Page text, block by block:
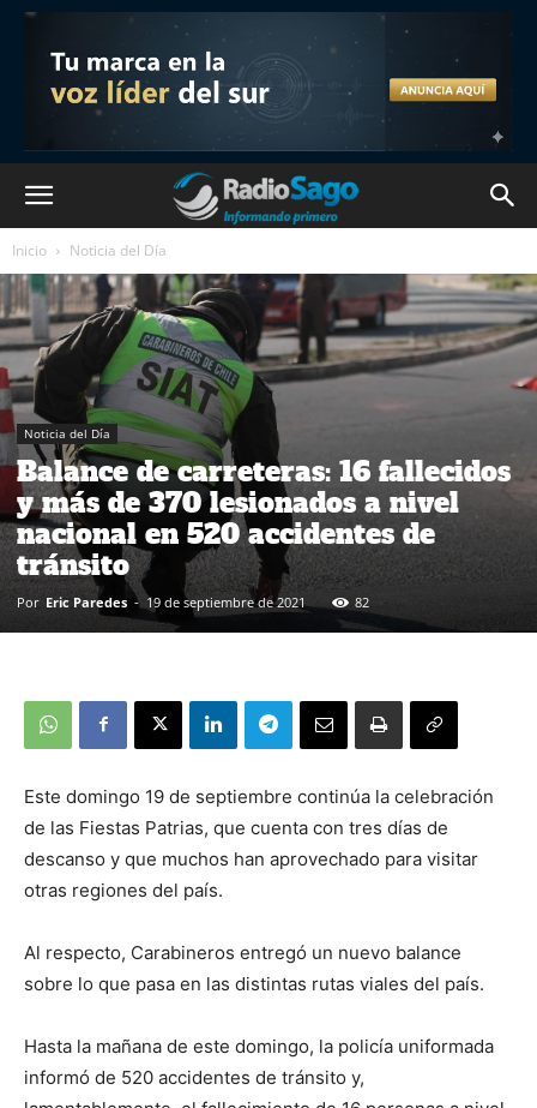
Inicio Noticia del Día
Noticia del Día
Balance de carreteras: 16 fallecidos
y más de 370 lesionados a nivel
nacional en 520 accidentes de
tránsito
Por Eric Paredes - 19 de septiembre de 2021 82
Este domingo 19 de septiembre continúa la celebración
de las Fiestas Patrias, que cuenta con tres días de
descanso y que muchos han aprovechado para visitar
otras regiones del país.
Al respecto, Carabineros entregó un nuevo balance
sobre lo que pasa en las distintas rutas viales del país.
Hasta la mañana de este domingo, la policía uniformada
informó de 520 accidentes de tránsito y,